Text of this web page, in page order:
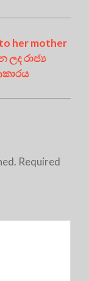
her mother
ලද රාජ්‍ය
Required